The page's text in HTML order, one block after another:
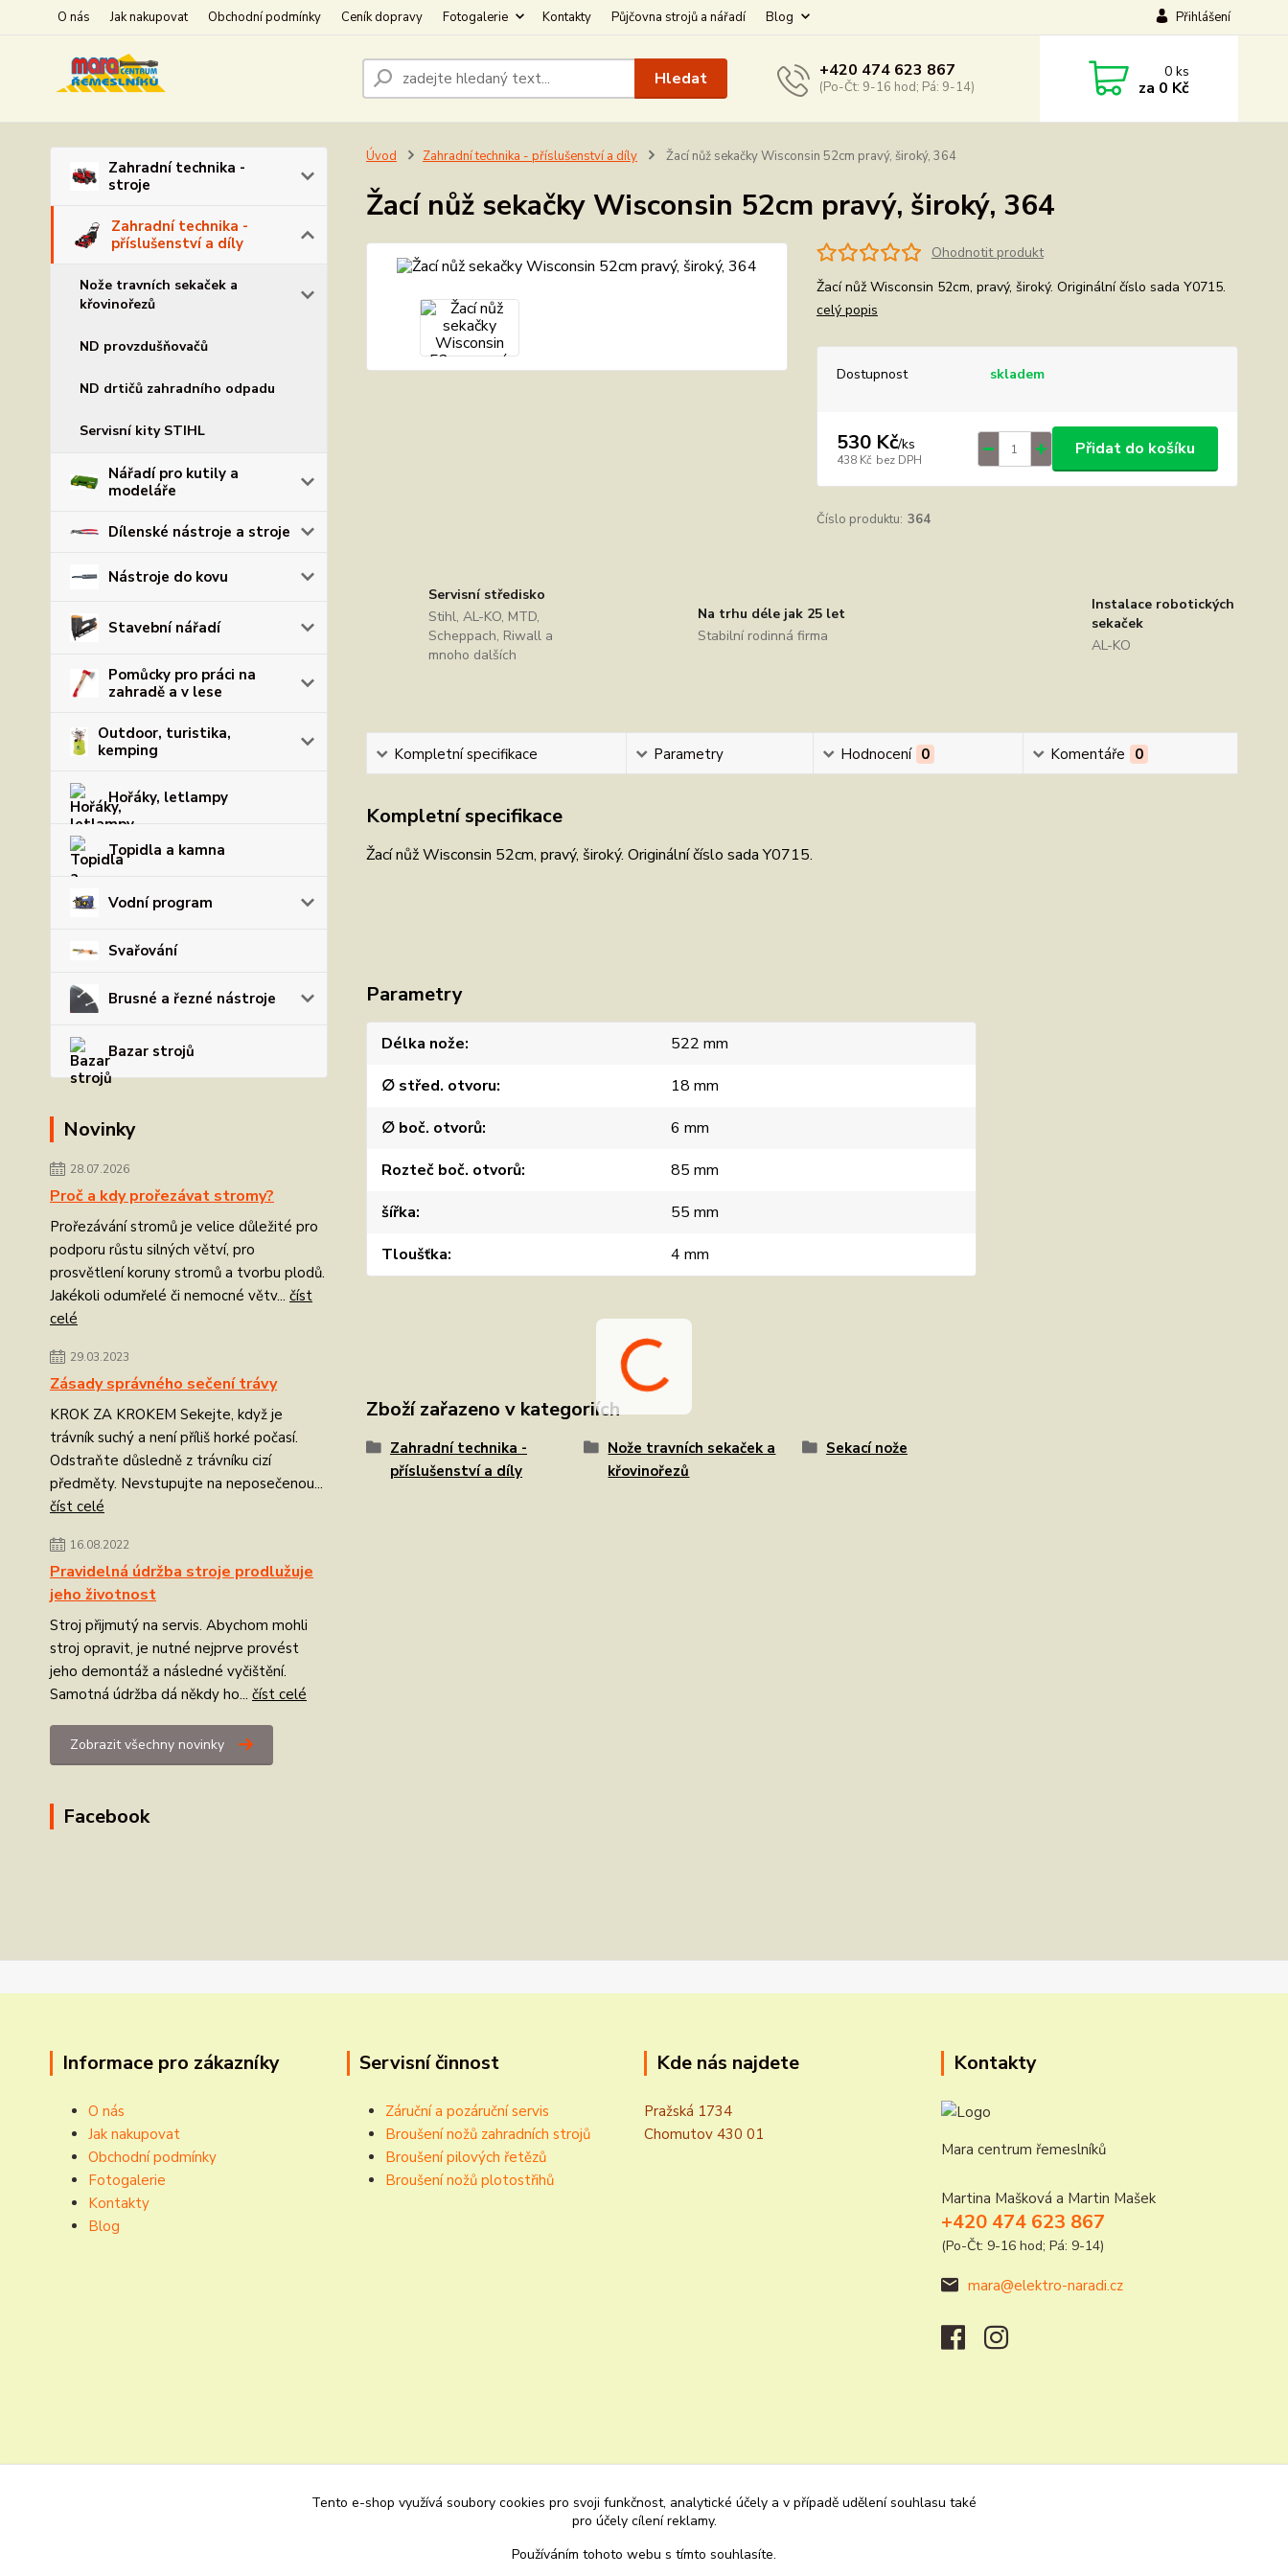
O nás Jak nakupovat Obchodní podmínky Ceník dopravy Fotogalerie Kontakty Půjčovna strojů a nářadí Blog Přihlášení
Hledat +420 474 623 867
(Po-Čt: 9-16 hod; Pá: 9-14)
0ks
za 0 Kč
Zahradní technika -
stroje
Zahradní technika -
příslušenství a díly
Nože travních sekaček a
křovinořezů
ND provzdušňovačů
ND drtičů zahradního odpadu
Servisní kity STIHL
Nářadí pro kutily a
modeláře
Dílenské nástroje a stroje
Nástroje do kovu
Stavební nářadí
Pomůcky pro práci na
zahradě a v lese
Outdoor, turistika,
kemping
Hořáky, letlampy
Topidla a kamna
Vodní program
Svařování
Brusné a řezné nástroje
Bazar strojů
Novinky
28.07.2026
Proč a kdy prořezávat stromy?
Prořezávání stromů je velice důležité pro
podporu růstu silných větví, pro
prosvětlení koruny stromů a tvorbu plodů.
Jakékoli odumřelé či nemocné větv... číst
celé
29.03.2023
Zásady správného sečení trávy
KROK ZA KROKEM Sekejte, když je
trávník suchý a není příliš horké počasí.
Odstraňte důsledně z trávníku cizí
předměty. Nevstupujte na neposečenou...
číst celé
16.08.2022
Pravidelná údržba stroje prodlužuje
jeho životnost
Stroj přijmutý na servis. Abychom mohli
stroj opravit, je nutné nejprve provést
jeho demontáž a následné vyčištění.
Samotná údržba dá někdy ho... číst celé
Zobrazit všechny novinky
Facebook
Úvod Zahradní technika - příslušenství a díly Žací nůž sekačky Wisconsin 52cm pravý, široký, 364
Žací nůž sekačky Wisconsin 52cm pravý, široký, 364
Ohodnotit produkt
Žací nůž Wisconsin 52cm, pravý, široký. Originální číslo sada Y0715.
celý popis
Dostupnost skladem
530 Kč/ks
438 Kč bez DPH
Přidat do košíku
Číslo produktu: 364
Servisní středisko
Stihl, AL-KO, MTD,
Scheppach, Riwall a
mnoho dalších
Na trhu déle jak 25 let
Stabilní rodinná firma
Instalace robotických
sekaček
AL-KO
Kompletní specifikace Parametry Hodnocení 0 Komentáře 0
Kompletní specifikace
Žací nůž Wisconsin 52cm, pravý, široký. Originální číslo sada Y0715.
Parametry
Délka nože
522 mm
∅ střed. otvoru
18 mm
∅ boč. otvorů
6 mm
Rozteč boč. otvorů
85 mm
šířka
55 mm
Tloušťka
4 mm
Zboží zařazeno v kategoriích
Zahradní technika -
příslušenství a díly
Nože travních sekaček a
křovinořezů
Sekací nože
Informace pro zákazníky
O nás
Jak nakupovat
Obchodní podmínky
Fotogalerie
Kontakty
Blog
Servisní činnost
Záruční a pozáruční servis
Broušení nožů zahradních strojů
Broušení pilových řetězů
Broušení nožů plotostřihů
Kde nás najdete
Pražská 1734
Chomutov 430 01
Kontakty
Mara centrum řemeslníků
Martina Mašková a Martin Mašek
+420 474 623 867
(Po-Čt: 9-16 hod; Pá: 9-14)
mara@elektro-naradi.cz
Tento e-shop využívá soubory cookies pro svoji funkčnost, analytické účely a v případě udělení souhlasu také
pro účely cílení reklamy.
Používáním tohoto webu s tímto souhlasíte.